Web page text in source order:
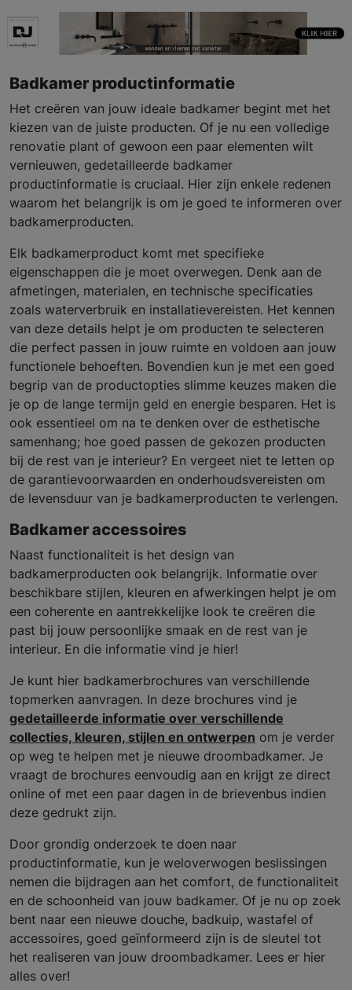
Badkamer productinformatie
Het creëren van jouw ideale badkamer begint met het
kiezen van de juiste producten. Of je nu een volledige
renovatie plant of gewoon een paar elementen wilt
vernieuwen, gedetailleerde badkamer
productinformatie is cruciaal. Hier zijn enkele redenen
waarom het belangrijk is om je goed te informeren over
badkamerproducten.
Elk badkamerproduct komt met specifieke
eigenschappen die je moet overwegen. Denk aan de
afmetingen, materialen, en technische specificaties
zoals waterverbruik en installatievereisten. Het kennen
van deze details helpt je om producten te selecteren
die perfect passen in jouw ruimte en voldoen aan jouw
functionele behoeften. Bovendien kun je met een goed
begrip van de productopties slimme keuzes maken die
je op de lange termijn geld en energie besparen. Het is
ook essentieel om na te denken over de esthetische
samenhang; hoe goed passen de gekozen producten
bij de rest van je interieur? En vergeet niet te letten op
de garantievoorwaarden en onderhoudsvereisten om
de levensduur van je badkamerproducten te verlengen.
Badkamer accessoires
Naast functionaliteit is het design van
badkamerproducten ook belangrijk. Informatie over
beschikbare stijlen, kleuren en afwerkingen helpt je om
een coherente en aantrekkelijke look te creëren die
past bij jouw persoonlijke smaak en de rest van je
interieur. En die informatie vind je hier!
Je kunt hier badkamerbrochures van verschillende
topmerken aanvragen. In deze brochures vind je
gedetailleerde informatie over verschillende
collecties, kleuren, stijlen en ontwerpen om je verder
op weg te helpen met je nieuwe droombadkamer. Je
vraagt de brochures eenvoudig aan en krijgt ze direct
online of met een paar dagen in de brievenbus indien
deze gedrukt zijn.
Door grondig onderzoek te doen naar
productinformatie, kun je weloverwogen beslissingen
nemen die bijdragen aan het comfort, de functionaliteit
en de schoonheid van jouw badkamer. Of je nu op zoek
bent naar een nieuwe douche, badkuip, wastafel of
accessoires, goed geïnformeerd zijn is de sleutel tot
het realiseren van jouw droombadkamer. Lees er hier
alles over!